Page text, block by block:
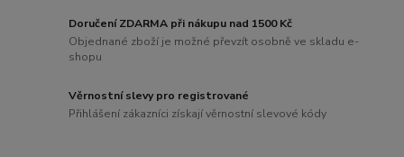
Doručení ZDARMA při nákupu nad 1500 Kč
Objednané zboží je možné převzít osobně ve skladu e-
shopu
Věrnostní slevy pro registrované
Přihlášení zákazníci získají věrnostní slevové kódy